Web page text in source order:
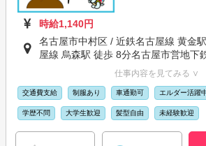
時給1,140円
名古屋市中村区 / 近鉄名古屋線 黄金
屋線 烏森駅 徒歩 8分名古屋市営地下
仕事内容を見てみる ∨
交通費支給 制服あり 車通勤可 エルダー活躍
学歴不問 大学生歓迎 髪型自由 未経験歓迎